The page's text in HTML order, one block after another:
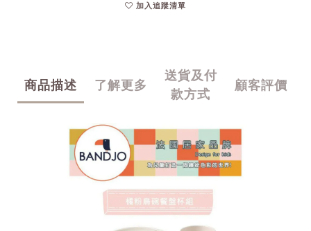
加入追蹤清單
商品描述 了解更多
送貨及付
款方式
顧客評價